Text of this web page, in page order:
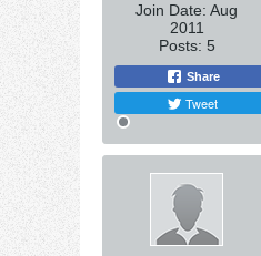
Join Date: Aug
2011
Posts: 5
Share
Tweet